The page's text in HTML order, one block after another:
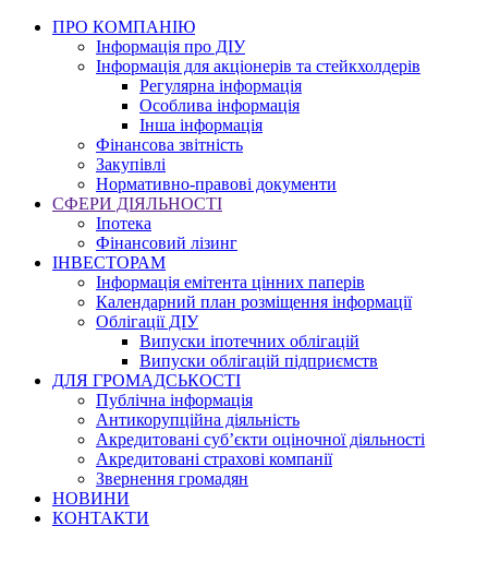
ПРО КОМПАНІЮ
Інформація про ДІУ
Інформація для акціонерів та стейкхолдерів
Регулярна інформація
Особлива інформація
Інша інформація
Фінансова звітність
Закупівлі
Нормативно-правові документи
СФЕРИ ДІЯЛЬНОСТІ
Іпотека
Фінансовий лізинг
ІНВЕСТОРАМ
Інформація емітента цінних паперів
Календарний план розміщення інформації
Облігації ДІУ
Випуски іпотечних облігацій
Випуски облігацій підприємств
ДЛЯ ГРОМАДСЬКОСТІ
Публічна інформація
Антикорупційна діяльність
Акредитовані суб’єкти оціночної діяльності
Акредитовані страхові компанії
Звернення громадян
НОВИНИ
КОНТАКТИ